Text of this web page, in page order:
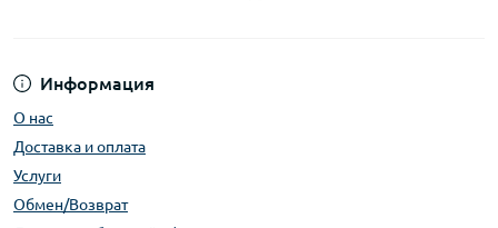
Информация
О нас
Доставка и оплата
Услуги
Обмен/Возврат